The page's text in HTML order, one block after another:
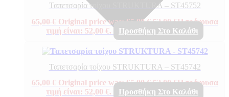
Ταπετσαρία τοίχου STRUKTURA – ST45752
65,00€ Original price was: 65,00 €.52,00€Η τρέχουσα
τιμή είναι: 52,00 €.
Προσθήκη Στο Καλάθι
Ταπετσαρία τοίχου STRUKTURA – ST45742
65,00€ Original price was: 65,00 €.52,00€Η τρέχουσα
τιμή είναι: 52,00 €.
Προσθήκη Στο Καλάθι